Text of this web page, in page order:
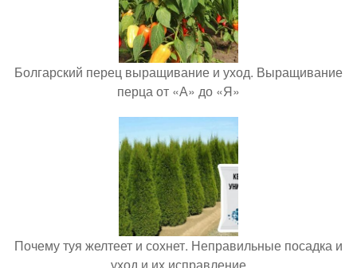
Болгарский перец выращивание и уход. Выращивание
перца от «А» до «Я»
Почему туя желтеет и сохнет. Неправильные посадка и